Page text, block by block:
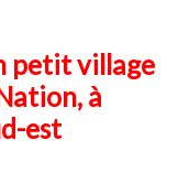
petit village
à
est